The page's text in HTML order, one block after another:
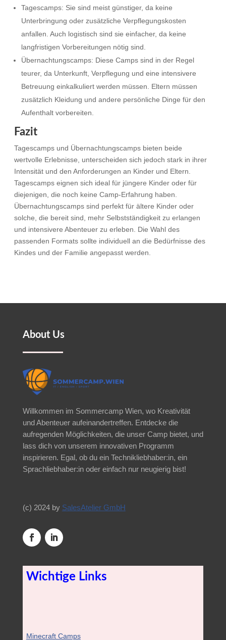
Tagescamps: Sie sind meist günstiger, da keine
Unterbringung oder zusätzliche Verpflegungskosten
anfallen. Auch logistisch sind sie einfacher, da keine
langfristigen Vorbereitungen nötig sind.
Übernachtungscamps: Diese Camps sind in der Regel
teurer, da Unterkunft, Verpflegung und eine intensivere
Betreuung einkalkuliert werden müssen. Eltern müssen
zusätzlich Kleidung und andere persönliche Dinge für den
Aufenthalt vorbereiten.
Fazit
Tagescamps und Übernachtungscamps bieten beide
wertvolle Erlebnisse, unterscheiden sich jedoch stark in ihrer
Intensität und den Anforderungen an Kinder und Eltern.
Tagescamps eignen sich ideal für jüngere Kinder oder für
diejenigen, die noch keine Camp-Erfahrung haben.
Übernachtungscamps sind perfekt für ältere Kinder oder
solche, die bereit sind, mehr Selbstständigkeit zu erlangen
und intensivere Abenteuer zu erleben. Die Wahl des
passenden Formats sollte individuell an die Bedürfnisse des
Kindes und der Familie angepasst werden.
About Us
Willkommen im Sommercamp Wien, wo Kreativität
und Abenteuer aufeinandertreffen. Entdecke die
aufregenden Möglichkeiten, die unser Camp bietet, und
lass dich von unserem innovativen Programm
inspirieren. Egal, ob du ein Technikliebhaber:in, ein
Sprachliebhaber:in oder einfach nur neugierig bist!
(c) 2024 by SalesAtelier GmbH
Wichtige Links
Minecraft Camps